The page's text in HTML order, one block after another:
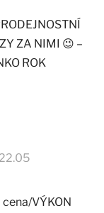
ZA NIMI 😉 –
ROK
VÝKON